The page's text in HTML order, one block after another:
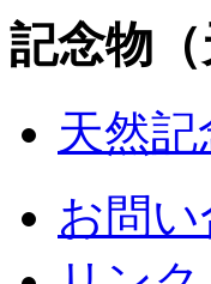
記念物（
天然記
お問